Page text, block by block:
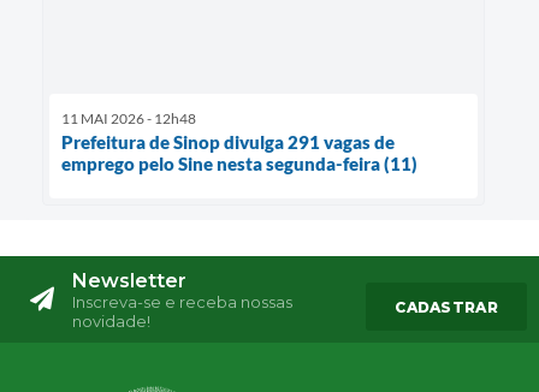
11 MAI 2026 - 12h48
Prefeitura de Sinop divulga 291 vagas de
emprego pelo Sine nesta segunda-feira (11)
Newsletter
Inscreva-se e receba nossas
novidade!
CADASTRAR